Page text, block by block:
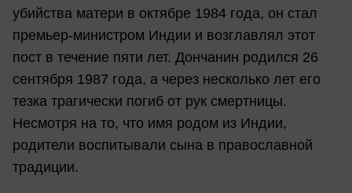
убийства матери в октябре 1984 года, он стал
премьер-министром Индии и возглавлял этот
пост в течение пяти лет. Дончанин родился 26
сентября 1987 года, а через несколько лет его
тезка трагически погиб от рук смертницы.
Несмотря на то, что имя родом из Индии,
родители воспитывали сына в православной
традиции.